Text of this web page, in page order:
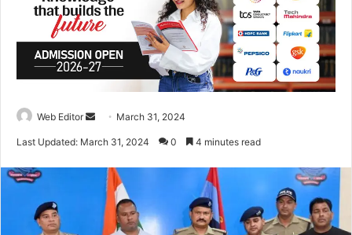
Web Editor March 31, 2024
Last Updated: March 31, 2024 0 4 minutes read